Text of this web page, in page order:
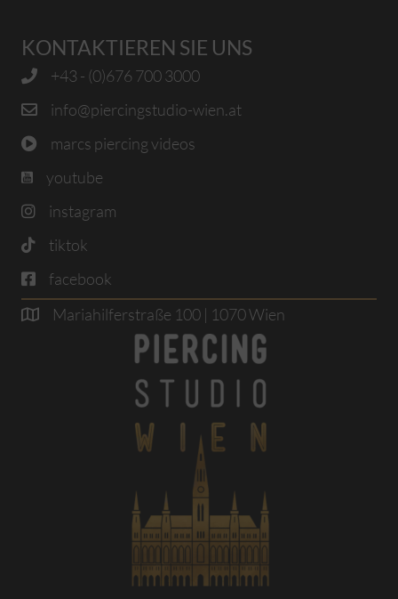
KONTAKTIEREN SIE UNS
+43 - (0)676 700 3000
info@piercingstudio-wien.at
marcs piercing videos
youtube
instagram
tiktok
facebook
Mariahilferstraße 100 | 1070 Wien